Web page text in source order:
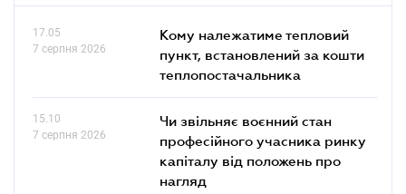
17.05
7 серпня 2026
Кому належатиме тепловий
пункт, встановлений за кошти
теплопостачальника
15.10
7 серпня 2026
Чи звільняє воєнний стан
професійного учасника ринку
капіталу від положень про
нагляд